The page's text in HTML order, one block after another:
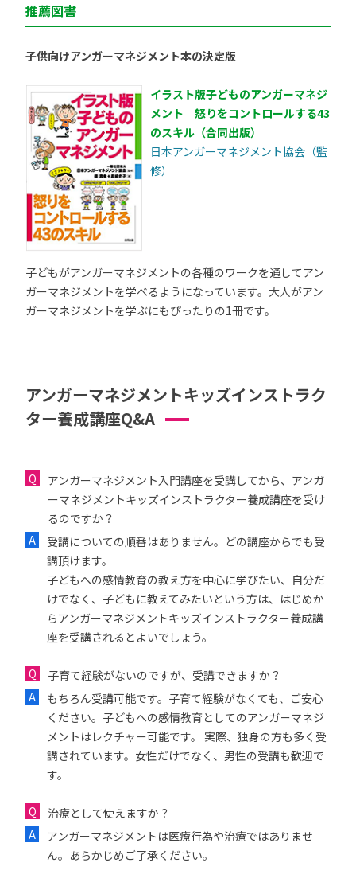
推薦図書
子供向けアンガーマネジメント本の決定版
イラスト版子どものアンガーマネジ
メント 怒りをコントロールする43
のスキル（合同出版）
日本アンガーマネジメント協会（監
修）
子どもがアンガーマネジメントの各種のワークを通してアン
ガーマネジメントを学べるようになっています。大人がアン
ガーマネジメントを学ぶにもぴったりの1冊です。
アンガーマネジメントキッズインストラク
ター養成講座Q&A
アンガーマネジメント入門講座を受講してから、アンガ
ーマネジメントキッズインストラクター養成講座を受け
るのですか？
受講についての順番はありません。どの講座からでも受
講頂けます。
子どもへの感情教育の教え方を中心に学びたい、自分だ
けでなく、子どもに教えてみたいという方は、はじめか
らアンガーマネジメントキッズインストラクター養成講
座を受講されるとよいでしょう。
子育て経験がないのですが、受講できますか？
もちろん受講可能です。子育て経験がなくても、ご安心
ください。子どもへの感情教育としてのアンガーマネジ
メントはレクチャー可能です。 実際、独身の方も多く受
講されています。女性だけでなく、男性の受講も歓迎で
す。
治療として使えますか？
アンガーマネジメントは医療行為や治療ではありませ
ん。あらかじめご了承ください。